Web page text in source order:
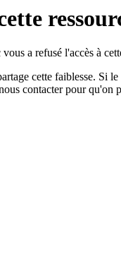
a refusé l'accès à
cette faiblesse. Si
contacter pour qu'on